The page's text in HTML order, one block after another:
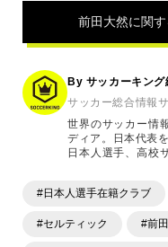
前田大然に関
By サッカーキング
サッカー総合情報
世界のサッカー情
ディア。日本代表
日本人選手、高校
ます。「X」「
#日本人選手在籍クラブ
#セルティック #前